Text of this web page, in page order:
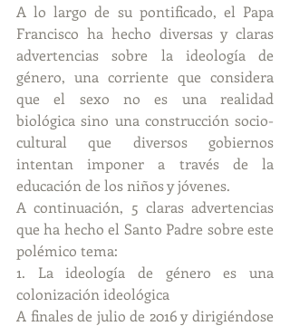
A lo largo de su pontificado, el Papa
Francisco ha hecho diversas y claras
advertencias sobre la ideología de
género, una corriente que considera
que el sexo no es una realidad
biológica sino una construcción socio-
cultural que diversos gobiernos
intentan imponer a través de la
educación de los niños y jóvenes.
A continuación, 5 claras advertencias
que ha hecho el Santo Padre sobre este
polémico tema:
1. La ideología de género es una
colonización ideológica
A finales de julio de 2016 y dirigiéndose